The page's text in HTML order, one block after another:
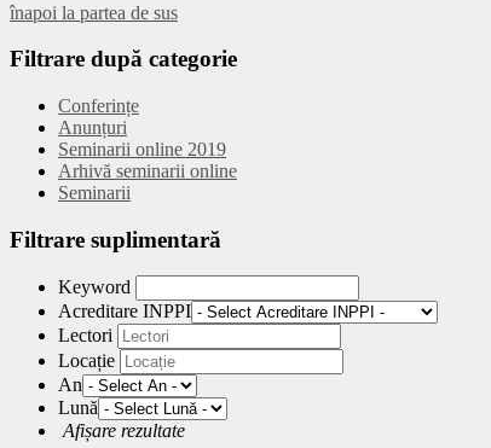
înapoi la partea de sus
Filtrare după categorie
Conferințe
Anunțuri
Seminarii online 2019
Arhivă seminarii online
Seminarii
Filtrare suplimentară
Keyword
Acreditare INPPI
Lectori
Locație
An
Lună
Afișare rezultate